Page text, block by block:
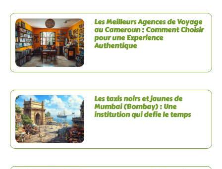
Les Meilleurs Agences de Voyage
au Cameroun : Comment Choisir
pour une Experience
Authentique
Les taxis noirs et jaunes de
Mumbai (Bombay) : Une
institution qui defie le temps